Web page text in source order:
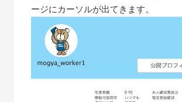
ージにカーソルが出てきます。